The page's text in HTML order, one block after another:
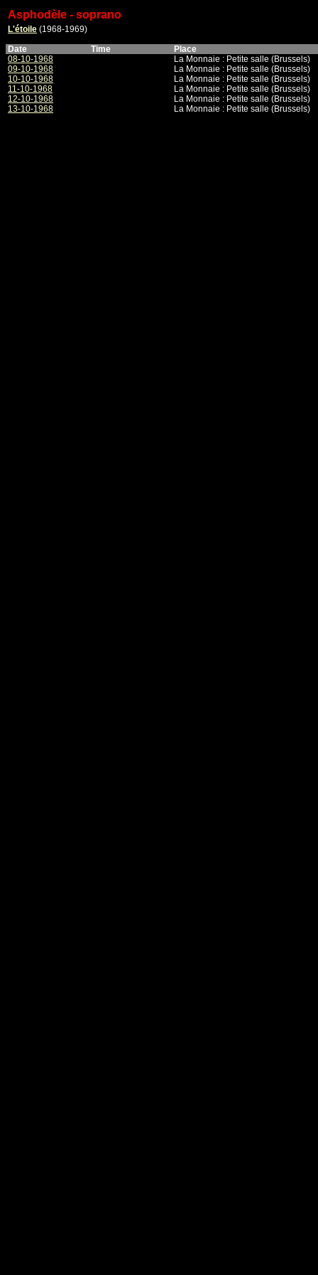
Asphodèle - soprano
L'étoile (1968-1969)
Date
Time
Place
08-10-1968
La Monnaie : Petite salle (Brussels)
09-10-1968
La Monnaie : Petite salle (Brussels)
10-10-1968
La Monnaie : Petite salle (Brussels)
11-10-1968
La Monnaie : Petite salle (Brussels)
12-10-1968
La Monnaie : Petite salle (Brussels)
13-10-1968
La Monnaie : Petite salle (Brussels)